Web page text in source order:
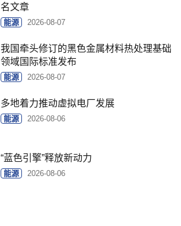
名文章
能源 2026-08-07
我国牵头修订的黑色金属材料热处理基础
领域国际标准发布
能源 2026-08-07
多地着力推动虚拟电厂发展
能源 2026-08-06
“蓝色引擎”释放新动力
能源 2026-08-06